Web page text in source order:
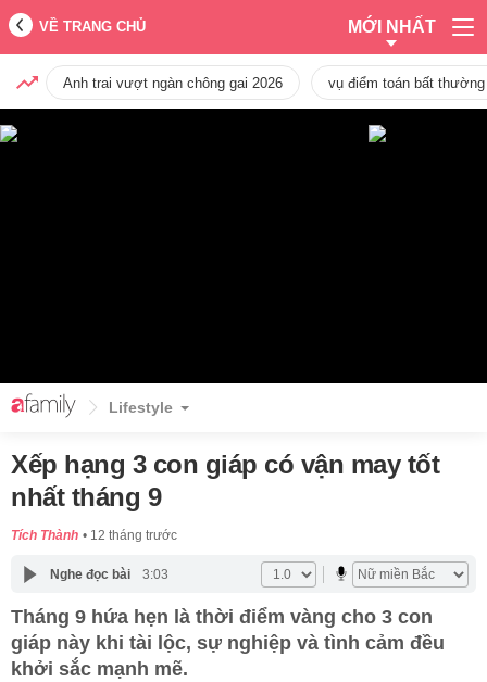
VỀ TRANG CHỦ MỚI NHẤT
Anh trai vượt ngàn chông gai 2026 vụ điểm toán bất
Lifestyle
Xếp hạng 3 con giáp có vận may tốt
nhất tháng 9
Tích Thành 12 tháng trước
Nghe đọc bài 3:03
Tháng 9 hứa hẹn là thời điểm vàng cho 3 con
giáp này khi tài lộc, sự nghiệp và tình cảm đều
khởi sắc mạnh mẽ.